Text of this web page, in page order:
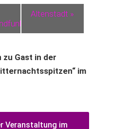
Altenstadt »
zu Gast in der
im
Veranstaltung im